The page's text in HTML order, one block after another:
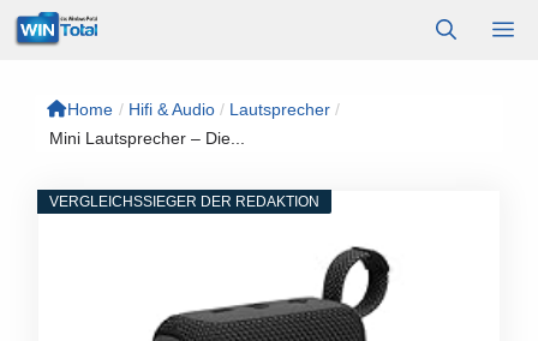
Zum
Inhalt
Home / Hifi & Audio / Lautsprecher /
Mini Lautsprecher – Die...
VERGLEICHSSIEGER DER REDAKTION